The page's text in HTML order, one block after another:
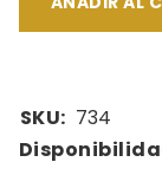
SKU: 734